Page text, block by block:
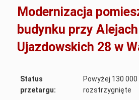
Modernizacja
budynku przy Alejach
Ujazdowskich 28 w
Status
przetargu:
Powyżej 130
rozstrzygnięte